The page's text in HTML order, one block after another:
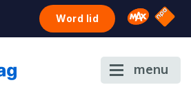
Word lid Omroep
NPO
menu